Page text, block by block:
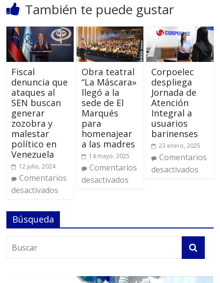
También te puede gustar
Fiscal
denuncia que
ataques al
SEN buscan
generar
zozobra y
malestar
político en
Venezuela
12 julio, 2024
Comentarios
desactivados
Obra teatral
“La Máscara»
llegó a la
sede de El
Marqués
para
homenajear
a las madres
14 mayo, 2025
Comentarios
desactivados
Corpoelec
despliega
Jornada de
Atención
Integral a
usuarios
barinenses
23 enero, 2025
Comentarios
desactivados
Búsqueda